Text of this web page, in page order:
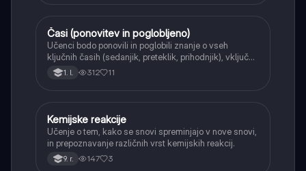
Angleščina
Časi (ponovitev in poglobljeno)
Učenci bodo ponovili in poglobili znanje o vseh
ključnih časih (sedanjik, preteklik, prihodnjik), vključno
s Perfect tenses (Present Perfect Continuous, Past
Perfect, Future Perfect) in njihovo uporabo.
1. l. 312 11
Naravoslovje
Kemijske reakcije
Učenje o tem, kako se snovi spreminjajo v nove snovi,
in prepoznavanje različnih vrst kemijskih reakcij.
9. r. 147 3